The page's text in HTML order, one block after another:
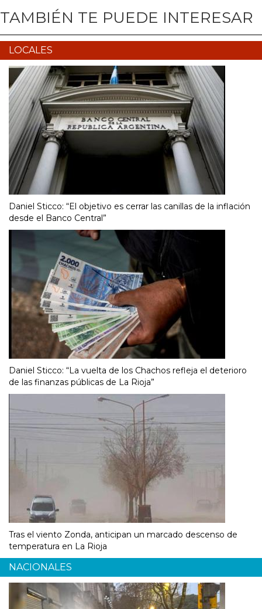
TAMBIÉN TE PUEDE INTERESAR
LOCALES
Daniel Sticco: “El objetivo es cerrar las canillas de la inflación
desde el Banco Central”
Daniel Sticco: “La vuelta de los Chachos refleja el deterioro
de las finanzas públicas de La Rioja”
Tras el viento Zonda, anticipan un marcado descenso de
temperatura en La Rioja
NACIONALES